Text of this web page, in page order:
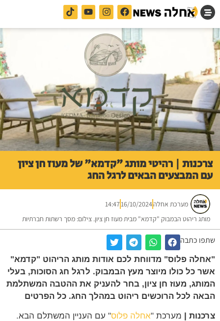
צרכנות | רהיטי מותג "קדמא" של מעוז חן ציון
עם המבצעים הבאים לרגל החג
מערכת אחלה16/10/2024
14:47
מותג ריהוט הבמבוק "קדמא" מבית מעוז חן ציון. צילום: מסך רשתות חברתיות
שתפו כתבה
"אחלה פלוס" מדווחת לכם אודות מותג הריהוט "קדמא"
אשר כל כולו מיוצר מעץ הבמבוק. לרגל חג הסוכות, בעלי
המותג, מעוז חן ציון, בחר להעניק את ההטבה המשתלמת
הבאה לכל הרוכשים ריהוט במהלך החג. כל הפרטים
צרכנות | מערכת "אחלה פלוס" עם העניין המשתלם הבא.